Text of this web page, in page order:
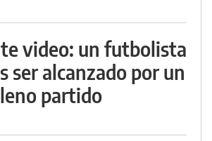
video: un futbolista
ser alcanzado por un
partido